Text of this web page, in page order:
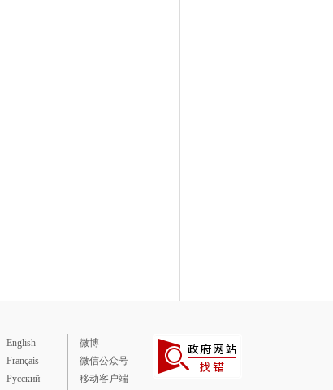
English
Français
Русский
微博
微信公众号
移动客户端